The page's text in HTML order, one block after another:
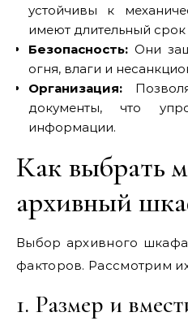
устойчивы к
имеют длительный
Безопасность: Они
огня, влаги и
Организация:
документы, что
информации.
Как выбрать
архивный
Выбор архивного шкафа
факторов. Рассмотрим
1. Размер и